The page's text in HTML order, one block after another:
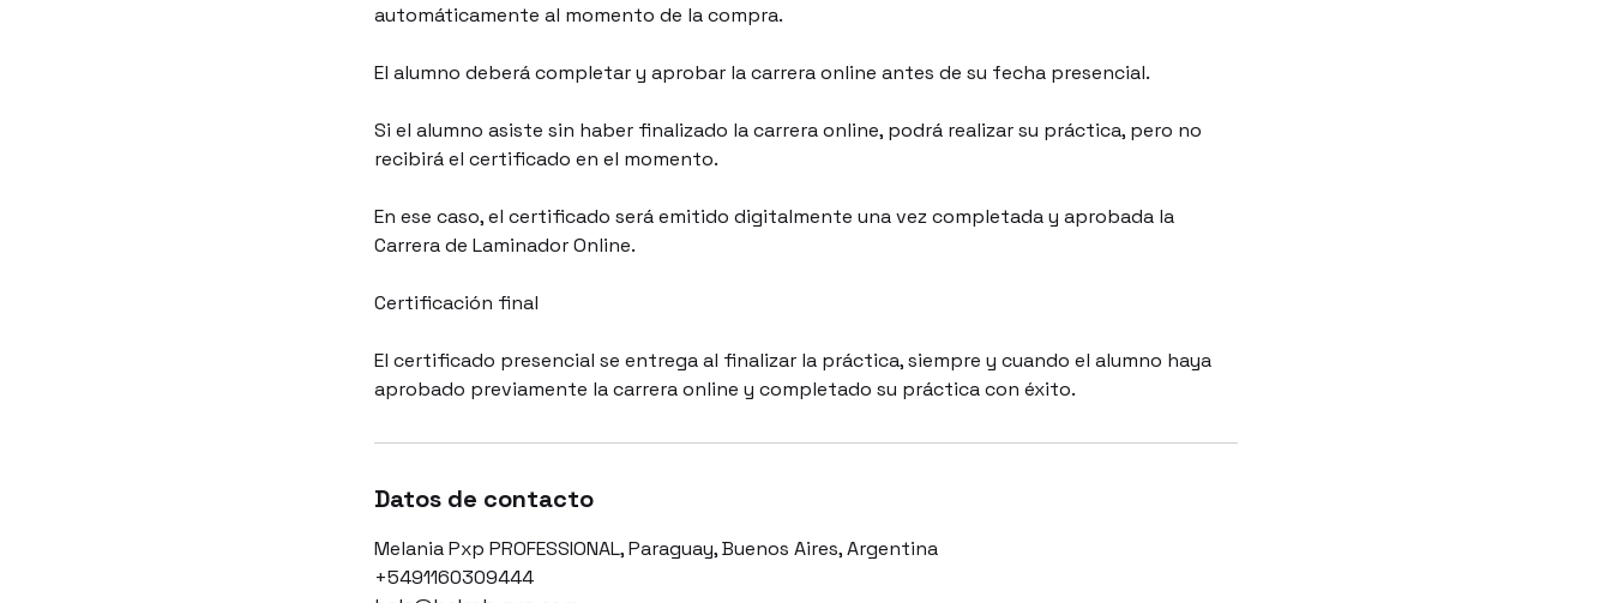
automáticamente al momento de la compra.
El alumno deberá completar y aprobar la carrera online antes de su fecha presencial.
Si el alumno asiste sin haber finalizado la carrera online, podrá realizar su práctica, pero no
recibirá el certificado en el momento.
En ese caso, el certificado será emitido digitalmente una vez completada y aprobada la
Carrera de Laminador Online.
Certificación final
El certificado presencial se entrega al finalizar la práctica, siempre y cuando el alumno haya
aprobado previamente la carrera online y completado su práctica con éxito.
Datos de contacto
Melania Pxp PROFESSIONAL, Paraguay, Buenos Aires, Argentina
+5491160309444